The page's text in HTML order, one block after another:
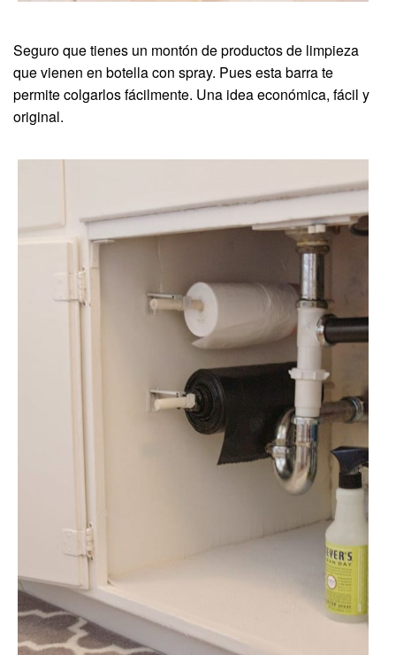
Seguro que tienes un montón de productos de limpieza
que vienen en botella con spray. Pues esta barra te
permite colgarlos fácilmente. Una idea económica, fácil y
original.